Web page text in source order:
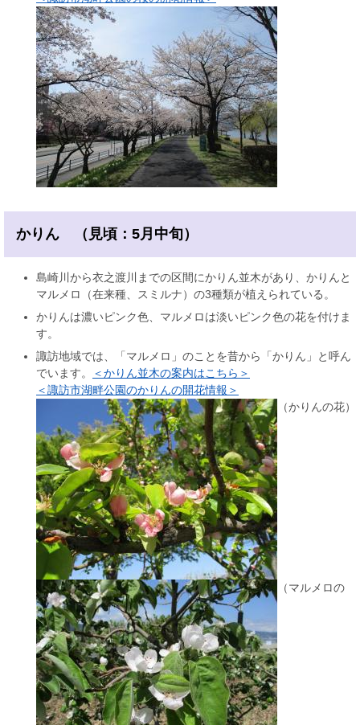
かりん （見頃：5月中旬）
島崎川から衣之渡川までの区間にかりん並木があり、かりんと
マルメロ（在来種、スミルナ）の3種類が植えられている。
かりんは濃いピンク色、マルメロは淡いピンク色の花を付けま
す。
諏訪地域では、「マルメロ」のことを昔から「かりん」と呼ん
でいます。
＜かりん並木の案内はこちら＞
＜諏訪市湖畔公園のかりんの開花情報＞
（かりんの花）
（マルメロの